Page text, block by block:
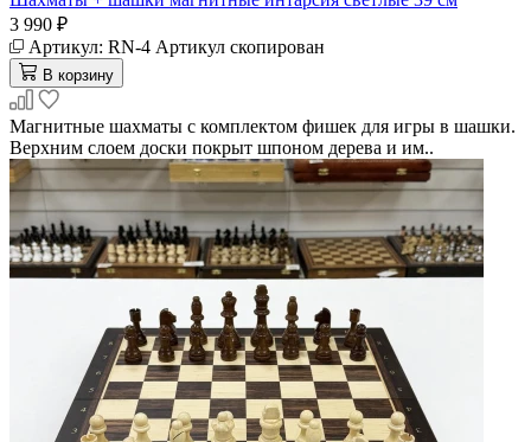
3 990 ₽
Артикул: RN-4 Артикул скопирован
В корзину
Магнитные шахматы с комплектом фишек для игры в шашки.
Верхним слоем доски покрыт шпоном дерева и им..